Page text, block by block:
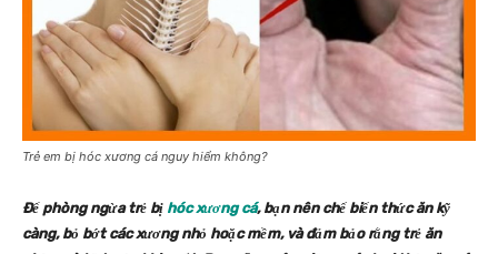
Trẻ em bị hóc xương cá nguy hiểm không?
Để phòng ngừa trẻ bị hóc xương cá, bạn nên chế biến thức ăn kỹ
càng, bỏ bớt các xương nhỏ hoặc mềm, và đảm bảo rằng trẻ ăn